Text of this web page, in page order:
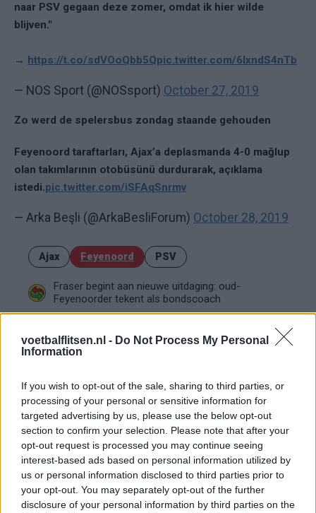
voetbalflitsen.nl - Do Not Process My Personal
Information
If you wish to opt-out of the sale, sharing to third parties, or
processing of your personal or sensitive information for
targeted advertising by us, please use the below opt-out
section to confirm your selection. Please note that after your
opt-out request is processed you may continue seeing
interest-based ads based on personal information utilized by
us or personal information disclosed to third parties prior to
your opt-out. You may separately opt-out of the further
disclosure of your personal information by third parties on the
naar PSV gegaan deze zomer, omdat ik hier wilde
blijven."
→ https://t.co/sdVOoQbb5Qpic.twitter.com/6lxndS4nTb
— NOS Sport (@NOSsport) October 27, 2019
Zo werd de spelersbus zondag staande gehouden
Feyenoord taraftarları, Ajax’a deplasmanda 4-0 mağlup
olan takımlarının otobüsünü durdurarak, açıklama
istedi.pic.twitter.com/iSFAqSnrmv
— Arka Beşli (@ArkaBesliForum) October 28, 2019
Ajax Feyenoord PSV
Fraser begint aan nieuwe uitdaging: oud-
Feyenoorder tekent als bondscoach
Kan Givairo Read de duurste verdediger ooit van
Feyenoord worden? Deze records liggen binnen
bereik
Van Bronckhorst voert druk op: Feyenoord wil op
deze twee posities nog versterken
Feyenoord incasseert miljoenen: transfer Leo
Sauer naar Stuttgart bijna rond
Feyenoord zet deur open voor miljoenen: Ueda
en Hadj Moussa mogen vertrekken